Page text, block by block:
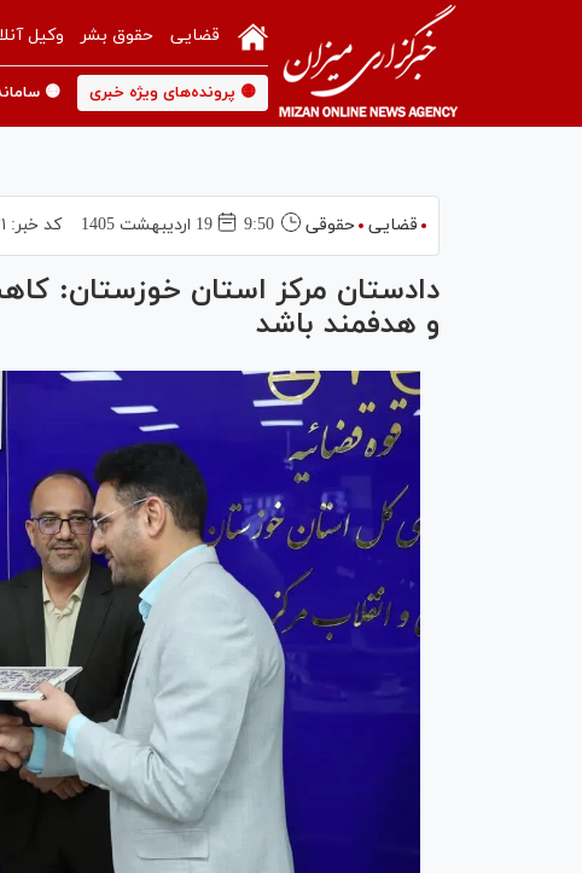
قضایی حقوق بشر وکیل
🟡 پرونده‌های ویژه خبری 🟡
قضایی حقوقی 9:50 19 ارديبهشت 1405 کد خبر:
دادستان مرکز استان خوزستان:
و هدفمند باشد